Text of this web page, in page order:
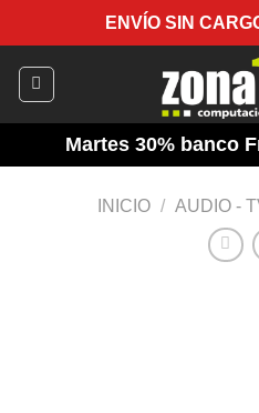
ENVÍO SIN
Martes 30% banco
INICIO / AUDIO -